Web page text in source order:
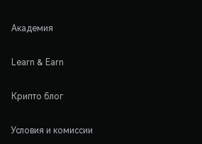
Академия
Learn & Earn
Крипто блог
Условия и комиссии